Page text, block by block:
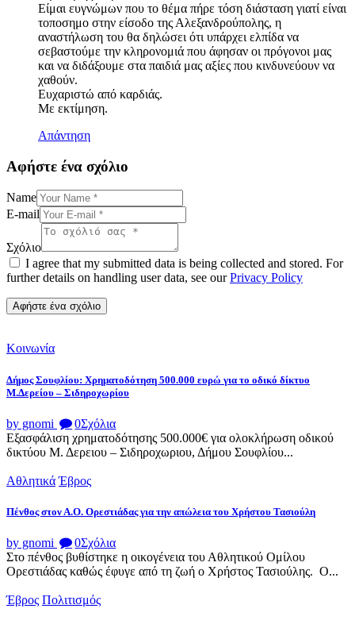
Είμαι ευγνώμων που το θέμα πήρε τόση διάσταση γιατί είναι
τοποσημο στην είσοδο της Αλεξανδρούπολης, η
αναστήλωση του θα δηλώσει ότι υπάρχει ελπίδα να
σεβαστούμε την κληρονομιά που άφησαν οι πρόγονοι μας
και να διδάξουμε στα παιδιά μας αξίες που κινδυνεύουν να
χαθούν.
Ευχαριστώ από καρδιάς.
Με εκτίμηση.
Απάντηση
Αφήστε ένα σχόλιο
Name
E-mail
Σχόλιο
I agree that my submitted data is being collected and stored. For
further details on handling user data, see ourPrivacy Policy
Κοινωνία
Δήμος Σουφλίου: Χρηματοδότηση 500.000 ευρώ για το οδικό δίκτυο
Μ.Δερείου – Σιδηροχωρίου
by gnomi 0Σχόλια
Εξασφάλιση χρηματοδότησης 500.000€ για ολοκλήρωση οδικού
δικτύου Μ. Δερειου – Σιδηροχωριου, Δήμου Σουφλίου...
Αθλητικά Έβρος
Πένθος στον Α.Ο. Ορεστιάδας για την απώλεια του Χρήστου Τασιούλη
by gnomi 0Σχόλια
Στο πένθος βυθίστηκε η οικογένεια του Αθλητικού Ομίλου
Ορεστιάδας καθώς έφυγε από τη ζωή ο Χρήστος Τασιούλης. Ο...
Έβρος Πολιτισμός